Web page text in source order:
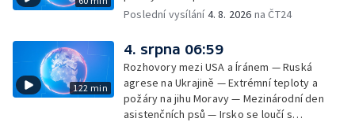
Poslední vysílání4. 8. 2026 na ČT24
122 min
4. srpna 06:59
Rozhovory mezi USA a Íránem — Ruská
agrese na Ukrajině — Extrémní teploty a
požáry na jihu Moravy — Mezinárodní den
asistenčních psů — Irsko se loučí s